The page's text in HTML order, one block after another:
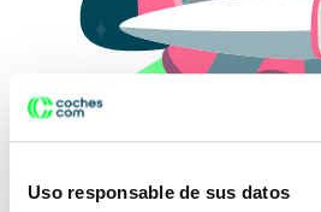
Uso responsable de sus datos